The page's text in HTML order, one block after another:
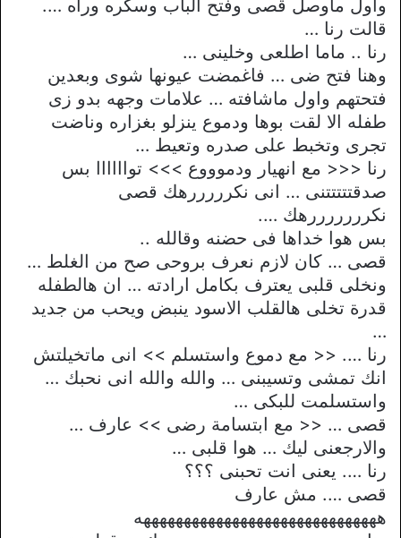
واول ماوصل قصى وفتح الباب وسكره وراه ….
قالت رنا …
رنا .. ماما اطلعى وخلينى …
وهنا فتح ضى … فاغمضت عيونها شوى وبعدين
فتحتهم واول ماشافته … علامات وجهه بدو زى
طفله الا لقت بوها ودموع ينزلو بغزاره وناضت
تجرى وتخبط على صدره وتعيط …
رنا <<< مع انهيار ودموووع >>> تواااااا بس
صدقتتتتتنى … انى نكرررررهك قصى
نكرررررررهك ….
بس هوا خداها فى حضنه وقالله ..
قصى … كان لازم نعرف بروحى صح من الغلط …
ونخلى قلبى يعترف بكامل ارادته … ان هالطفله
قدرة تخلى هالقلب الاسود ينبض ويحب من جديد
…
رنا …. << مع دموع واستسلم >> انى ماتخيلتش
انك تمشى وتسيبنى … والله والله انى نحبك …
واستسلمت للبكى …
قصى … << مع ابتسامة رضى >> عارف …
والارجعنى ليك … هوا قلبى …
رنا …. يعنى انت تحبنى ؟؟؟
قصى …. مش عارف
ههههههههههههههههههههههههههههههه